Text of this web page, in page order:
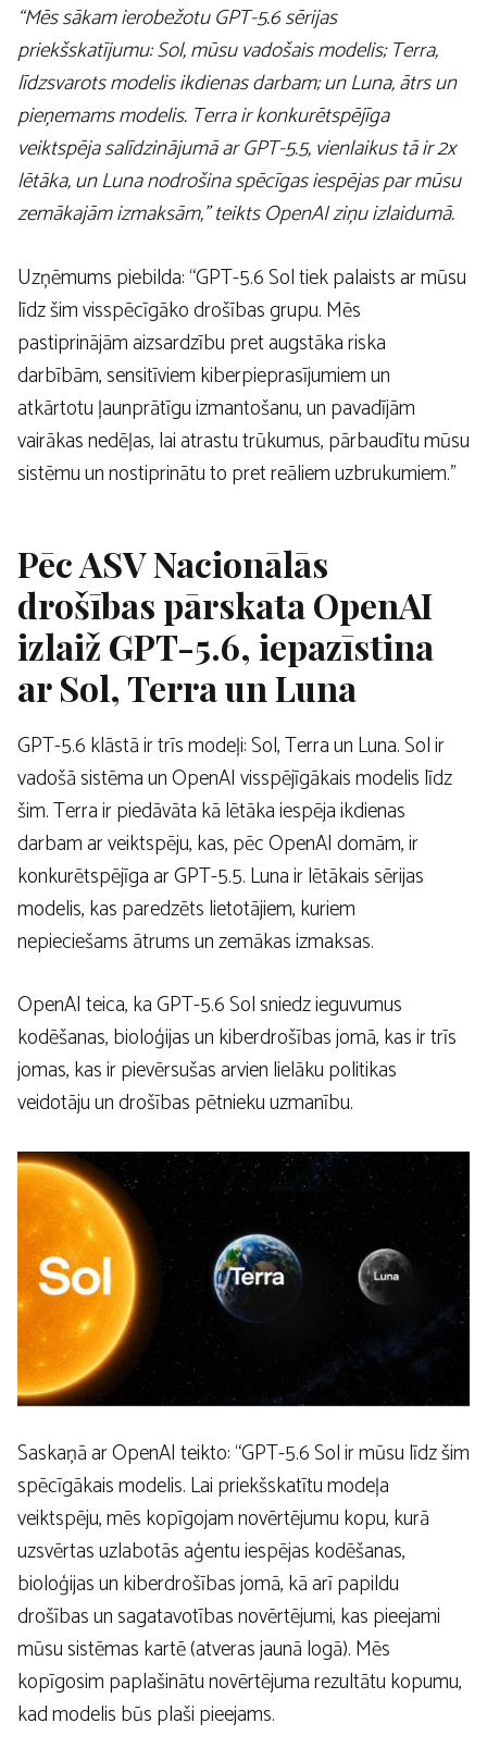
“Mēs sākam ierobežotu GPT-5.6 sērijas
priekšskatījumu: Sol, mūsu vadošais modelis; Terra,
līdzsvarots modelis ikdienas darbam; un Luna, ātrs un
pieņemams modelis. Terra ir konkurētspējīga
veiktspēja salīdzinājumā ar GPT-5.5, vienlaikus tā ir 2x
lētāka, un Luna nodrošina spēcīgas iespējas par mūsu
zemākajām izmaksām,” teikts OpenAI ziņu izlaidumā.
Uzņēmums piebilda: “GPT-5.6 Sol tiek palaists ar mūsu
līdz šim visspēcīgāko drošības grupu. Mēs
pastiprinājām aizsardzību pret augstāka riska
darbībām, sensitīviem kiberpieprasījumiem un
atkārtotu ļaunprātīgu izmantošanu, un pavadījām
vairākas nedēļas, lai atrastu trūkumus, pārbaudītu mūsu
sistēmu un nostiprinātu to pret reāliem uzbrukumiem.”
Pēc ASV Nacionālās
drošības pārskata OpenAI
izlaiž GPT-5.6, iepazīstina
ar Sol, Terra un Luna
GPT-5.6 klāstā ir trīs modeļi: Sol, Terra un Luna. Sol ir
vadošā sistēma un OpenAI visspējīgākais modelis līdz
šim. Terra ir piedāvāta kā lētāka iespēja ikdienas
darbam ar veiktspēju, kas, pēc OpenAI domām, ir
konkurētspējīga ar GPT-5.5. Luna ir lētākais sērijas
modelis, kas paredzēts lietotājiem, kuriem
nepieciešams ātrums un zemākas izmaksas.
OpenAI teica, ka GPT-5.6 Sol sniedz ieguvumus
kodēšanas, bioloģijas un kiberdrošības jomā, kas ir trīs
jomas, kas ir pievērsušas arvien lielāku politikas
veidotāju un drošības pētnieku uzmanību.
Saskaņā ar OpenAI teikto: “GPT-5.6 Sol ir mūsu līdz šim
spēcīgākais modelis. Lai priekšskatītu modeļa
veiktspēju, mēs kopīgojam novērtējumu kopu, kurā
uzsvērtas uzlabotās aģentu iespējas kodēšanas,
bioloģijas un kiberdrošības jomā, kā arī papildu
drošības un sagatavotības novērtējumi, kas pieejami
mūsu sistēmas kartē (atveras jaunā logā). Mēs
kopīgosim paplašinātu novērtējuma rezultātu kopumu,
kad modelis būs plaši pieejams.